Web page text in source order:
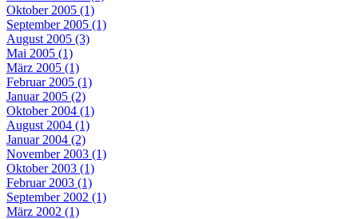
Oktober 2005 (1)
September 2005 (1)
August 2005 (3)
Mai 2005 (1)
März 2005 (1)
Februar 2005 (1)
Januar 2005 (2)
Oktober 2004 (1)
August 2004 (1)
Januar 2004 (2)
November 2003 (1)
Oktober 2003 (1)
Februar 2003 (1)
September 2002 (1)
März 2002 (1)